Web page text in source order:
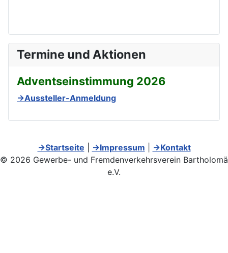
Termine und Aktionen
Adventseinstimmung 2026
→Aussteller-Anmeldung
→Startseite →Impressum
→Kontakt
© 2026 Gewerbe- und Fremdenverkehrsverein Bartholomä
e.V.